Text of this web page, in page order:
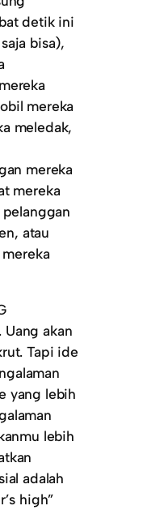
detik ini
bisa),
mereka
meledak,
mereka
mereka
atau
Uang akan
Tapi ide
yang lebih
lebih
adalah
high”